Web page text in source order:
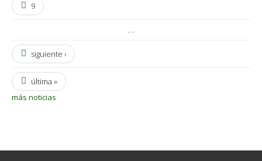
9
…
siguiente ›
última »
más noticias